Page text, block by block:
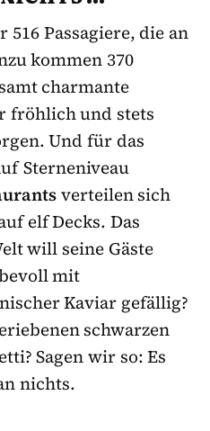
Passagiere, die an
kommen 370
charmante
fröhlich und stets
Und für das
Sterneniveau
verteilen sich
elf Decks. Das
will seine Gäste
mit
Kaviar gefällig?
schwarzen
Sagen wir so: Es
nichts.